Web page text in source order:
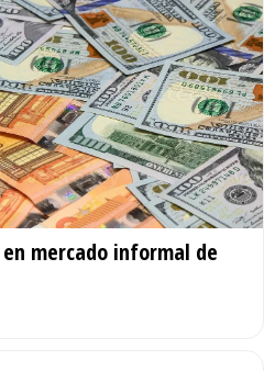
mercado informal de